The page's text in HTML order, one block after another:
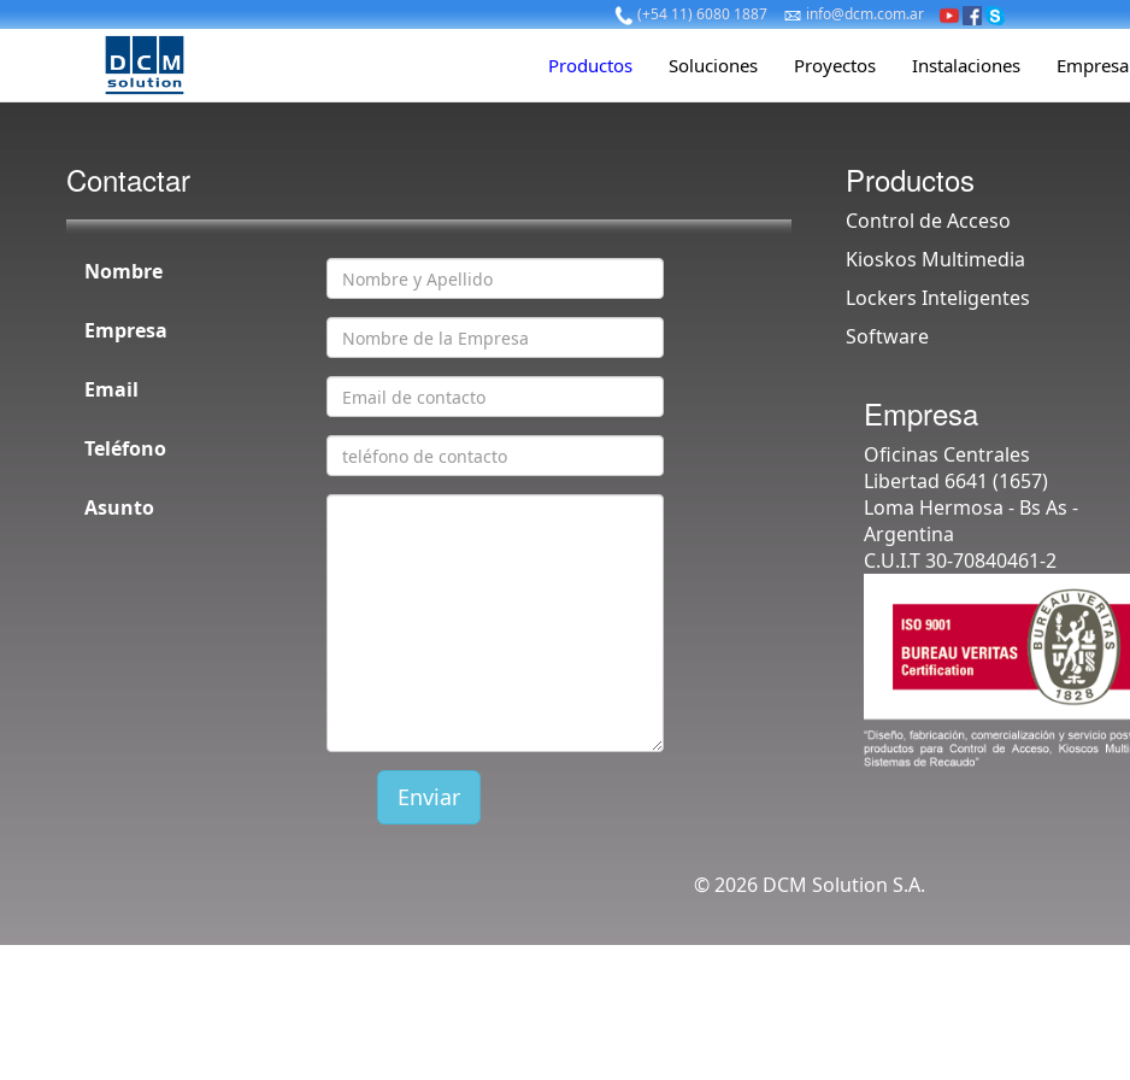
(+54 11) 6080 1887 info@dcm.com.ar
Productos Soluciones Proyectos Instalaciones Empresa
Contactar
Nombre
Empresa
Email
Teléfono
Asunto
Enviar
Productos
Control de Acceso
Kioskos Multimedia
Lockers Inteligentes
Software
Empresa
Oficinas Centrales
Libertad 6641 (1657)
Loma Hermosa - Bs As -
Argentina
C.U.I.T 30-70840461-2
© 2026 DCM Solution S.A.